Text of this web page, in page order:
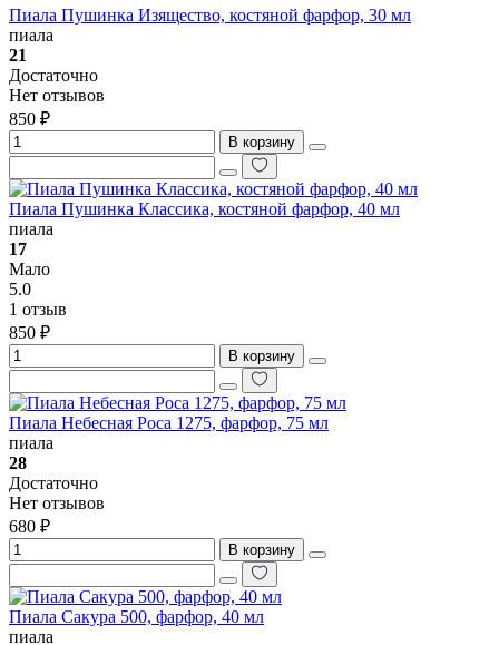
Пиала Пушинка Изящество, костяной фарфор, 30 мл
пиала
21
Достаточно
Нет отзывов
850 ₽
В корзину
Пиала Пушинка Классика, костяной фарфор, 40 мл
пиала
17
Мало
5.0
1 отзыв
850 ₽
В корзину
Пиала Небесная Роса 1275, фарфор, 75 мл
пиала
28
Достаточно
Нет отзывов
680 ₽
В корзину
Пиала Сакура 500, фарфор, 40 мл
пиала